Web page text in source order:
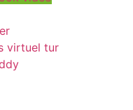
virtuel tur